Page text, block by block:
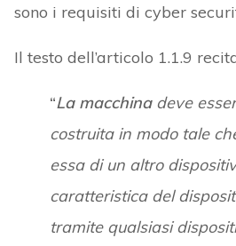
sono i requisiti di cyber
Il testo dell’articolo 1.1.9
“La macchinadeve
costruita in modo tale
essa di un altro
caratteristica del
tramite qualsiasi